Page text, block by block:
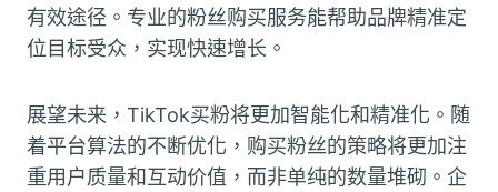
有效途径。专业的粉丝购买服务能帮助品牌精准定
位目标受众，实现快速增长。
展望未来，TikTok买粉将更加智能化和精准化。随
着平台算法的不断优化，购买粉丝的策略将更加注
重用户质量和互动价值，而非单纯的数量堆砌。企